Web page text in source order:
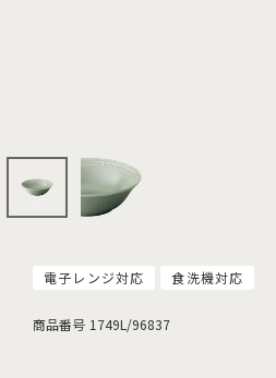
電子レンジ対応 食洗機対応
商品番号 1749L/96837